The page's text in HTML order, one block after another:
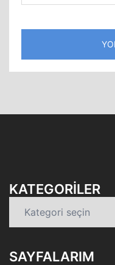
KATEGORILER
SAYFALARIM